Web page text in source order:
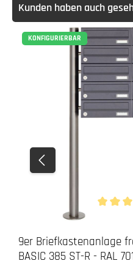
Kunden haben auch
KONFIGURIERBAR
9er Briefkastenanlage
BASIC 385 ST-R - RAL